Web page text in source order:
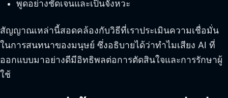
พูดอย่างชัดเจนและเป็นจังหวะ
สัญญาณเหล่านี้สอดคล้องกับวิธีที่เราประเมินความเชื่อมั่น
ในการสนทนาของมนุษย์ ซึ่งอธิบายได้ว่าทำไมเสียง AI ที่
ออกแบบมาอย่างดีมีอิทธิพลต่อการตัดสินใจและการรักษาผู้
ใช้